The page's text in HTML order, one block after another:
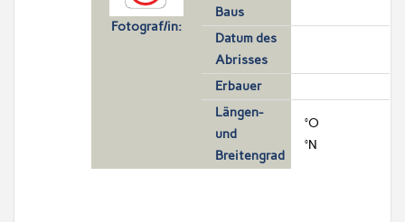
Fotograf/in:
Baus
Datum des
Abrisses
Erbauer
Längen-
und
Breitengrad
°O
°N